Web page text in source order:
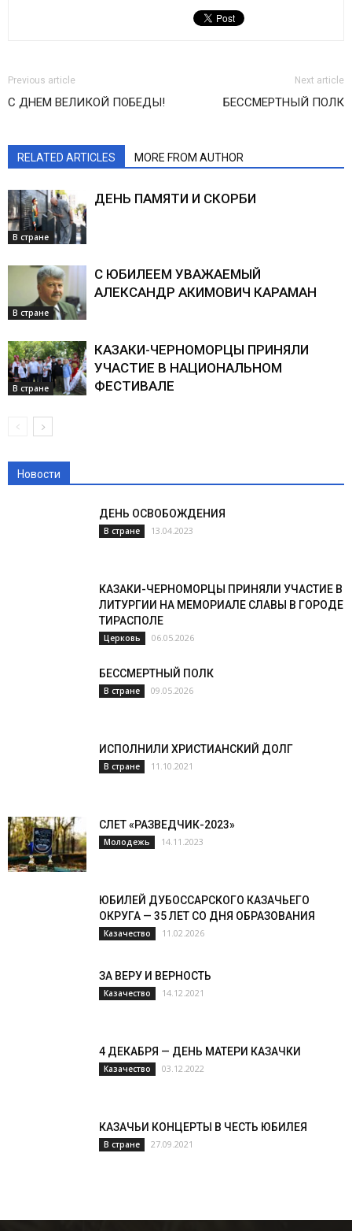
Previous article
С ДНЕМ ВЕЛИКОЙ ПОБЕДЫ!
Next article
БЕССМЕРТНЫЙ ПОЛК
RELATED ARTICLES MORE FROM AUTHOR
В стране
ДЕНЬ ПАМЯТИ И СКОРБИ
В стране
С ЮБИЛЕЕМ УВАЖАЕМЫЙ
АЛЕКСАНДР АКИМОВИЧ КАРАМАН
В стране
КАЗАКИ-ЧЕРНОМОРЦЫ ПРИНЯЛИ
УЧАСТИЕ В НАЦИОНАЛЬНОМ
ФЕСТИВАЛЕ
Новости
ДЕНЬ ОСВОБОЖДЕНИЯ
В стране 13.04.2023
КАЗАКИ-ЧЕРНОМОРЦЫ ПРИНЯЛИ УЧАСТИЕ В
ЛИТУРГИИ НА МЕМОРИАЛЕ СЛАВЫ В ГОРОДЕ
ТИРАСПОЛЕ
Церковь 06.05.2026
БЕССМЕРТНЫЙ ПОЛК
В стране 09.05.2026
ИСПОЛНИЛИ ХРИСТИАНСКИЙ ДОЛГ
В стране 11.10.2021
СЛЕТ «РАЗВЕДЧИК-2023»
Молодежь 14.11.2023
ЮБИЛЕЙ ДУБОССАРСКОГО КАЗАЧЬЕГО
ОКРУГА — 35 ЛЕТ СО ДНЯ ОБРАЗОВАНИЯ
Казачество 11.02.2026
ЗА ВЕРУ И ВЕРНОСТЬ
Казачество 14.12.2021
4 ДЕКАБРЯ — ДЕНЬ МАТЕРИ КАЗАЧКИ
Казачество 03.12.2022
КАЗАЧЬИ КОНЦЕРТЫ В ЧЕСТЬ ЮБИЛЕЯ
В стране 27.09.2021